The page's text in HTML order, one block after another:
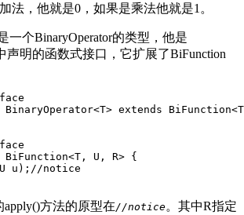
法，他就是0，如果是乘法他就是1。
一个BinaryOperator的类型，他是
声明的函数式接口，它扩展了BiFunction
BinaryOperator<T> extends BiFunction<T
BiFunction<T , U , R> {
U u ); //notice
apply()方法的原型在//notice。其中R指定